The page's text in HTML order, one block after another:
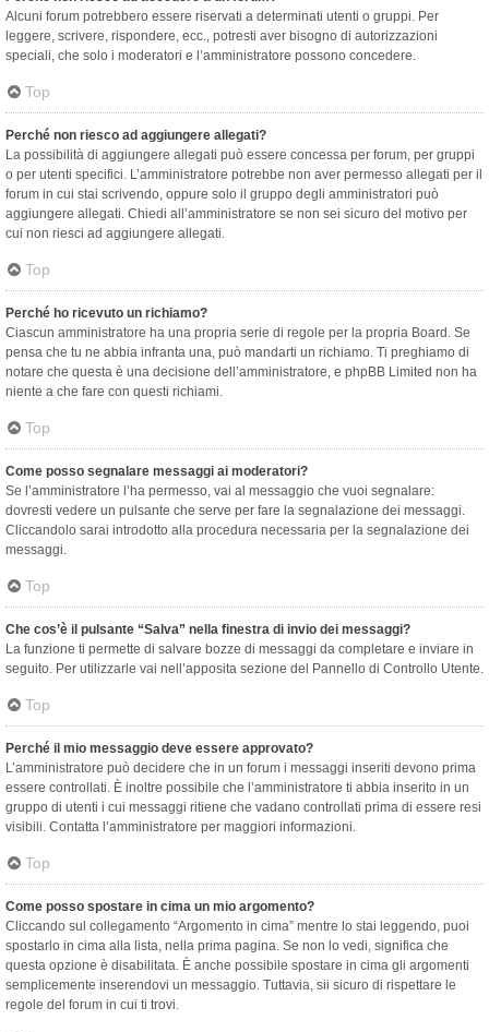
Alcuni forum potrebbero essere riservati a determinati utenti o gruppi. Per
leggere, scrivere, rispondere, ecc., potresti aver bisogno di autorizzazioni
speciali, che solo i moderatori e l’amministratore possono concedere.
Top
Perché non riesco ad aggiungere allegati?
La possibilità di aggiungere allegati può essere concessa per forum, per gruppi
o per utenti specifici. L’amministratore potrebbe non aver permesso allegati per il
forum in cui stai scrivendo, oppure solo il gruppo degli amministratori può
aggiungere allegati. Chiedi all’amministratore se non sei sicuro del motivo per
cui non riesci ad aggiungere allegati.
Top
Perché ho ricevuto un richiamo?
Ciascun amministratore ha una propria serie di regole per la propria Board. Se
pensa che tu ne abbia infranta una, può mandarti un richiamo. Ti preghiamo di
notare che questa è una decisione dell’amministratore, e phpBB Limited non ha
niente a che fare con questi richiami.
Top
Come posso segnalare messaggi ai moderatori?
Se l’amministratore l’ha permesso, vai al messaggio che vuoi segnalare:
dovresti vedere un pulsante che serve per fare la segnalazione dei messaggi.
Cliccandolo sarai introdotto alla procedura necessaria per la segnalazione dei
messaggi.
Top
Che cos’è il pulsante “Salva” nella finestra di invio dei messaggi?
La funzione ti permette di salvare bozze di messaggi da completare e inviare in
seguito. Per utilizzarle vai nell’apposita sezione del Pannello di Controllo Utente.
Top
Perché il mio messaggio deve essere approvato?
L’amministratore può decidere che in un forum i messaggi inseriti devono prima
essere controllati. È inoltre possibile che l’amministratore ti abbia inserito in un
gruppo di utenti i cui messaggi ritiene che vadano controllati prima di essere resi
visibili. Contatta l’amministratore per maggiori informazioni.
Top
Come posso spostare in cima un mio argomento?
Cliccando sul collegamento “Argomento in cima” mentre lo stai leggendo, puoi
spostarlo in cima alla lista, nella prima pagina. Se non lo vedi, significa che
questa opzione è disabilitata. È anche possibile spostare in cima gli argomenti
semplicemente inserendovi un messaggio. Tuttavia, sii sicuro di rispettare le
regole del forum in cui ti trovi.